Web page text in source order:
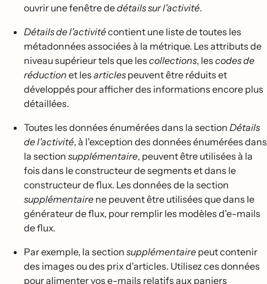
ouvrir une fenêtre dedétails sur l'activité.
Détails de l'activitécontient une liste de toutes les
métadonnées associées à la métrique. Les attributs de
niveau supérieur tels que les collections, les codes de
réduction et les articlespeuvent être réduits et
développés pour afficher des informations encore plus
détaillées.
Toutes les données énumérées dans la section Détails
de l'activité, à l'exception des données énumérées dans
la section supplémentaire, peuvent être utilisées à la
fois dans le constructeur de segments et dans le
constructeur de flux. Les données de la section
supplémentaire ne peuvent être utilisées que dans le
générateur de flux, pour remplir les modèles d'e-mails
de flux.
Par exemple, la section supplémentaire peut contenir
des images ou des prix d'articles. Utilisez ces données
pour alimenter vos e-mails relatifs aux paniers